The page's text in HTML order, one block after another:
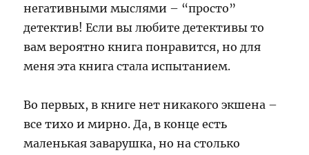
негативными мыслями – “просто”
детектив! Если вы любите детективы то
вам вероятно книга понравится, но для
меня эта книга стала испытанием.
Во первых, в книге нет никакого экшена –
все тихо и мирно. Да, в конце есть
маленькая заварушка, но на столько